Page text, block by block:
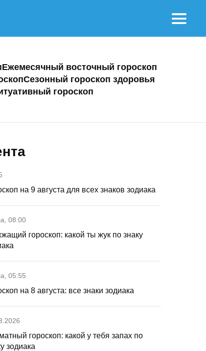
Ежемесячный восточный гороскоп
Сезонный гороскоп здоровья
гороскоп
на 9 августа для всех знаков зодиака
08:00
гороскоп: какой ты жук по знаку
05:55
на 8 августа: все знаки зодиака
гороскоп: какой у тебя запах по
зодиака